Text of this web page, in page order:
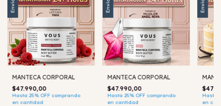
MANTECA CORPORAL
$47.990,00
Hasta 25% OFF comprando
en cantidad
MANTECA CORPORAL
$47.990,00
Hasta 25% OFF comprando
en cantidad
Hasta
en